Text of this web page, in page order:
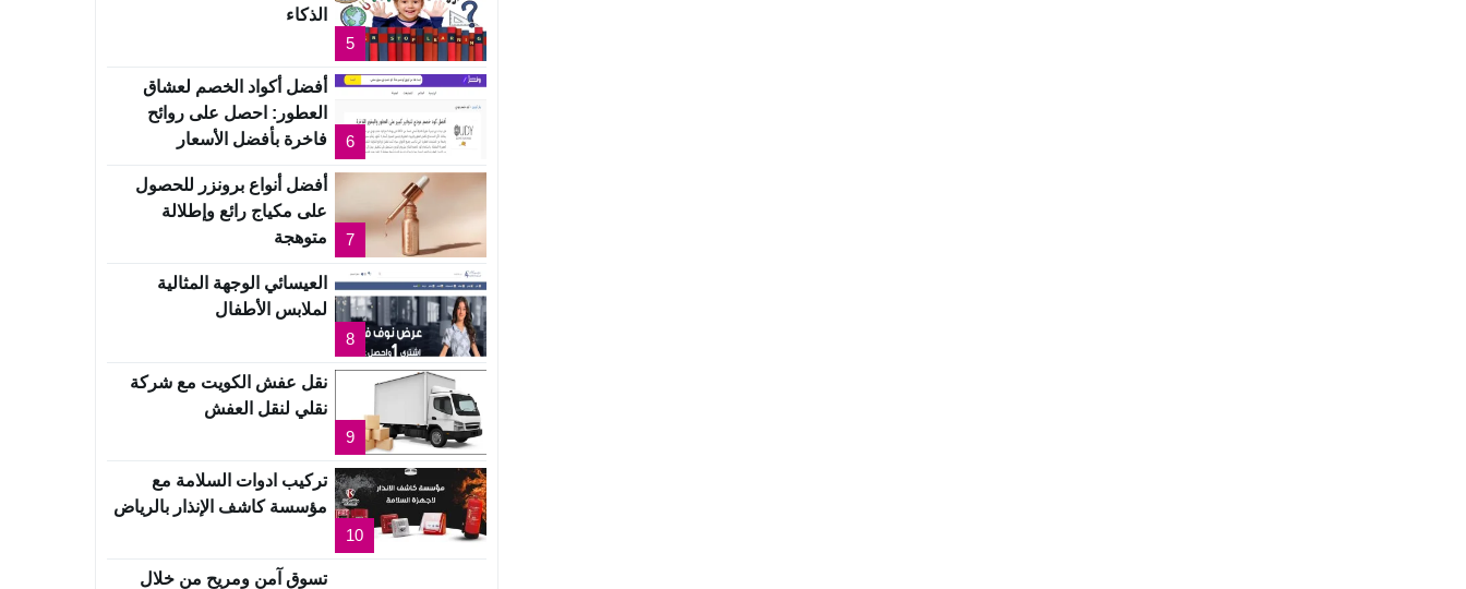
5
الذكاء
6
أفضل أكواد الخصم لعشاق
العطور: احصل على روائح
فاخرة بأفضل الأسعار
7
أفضل أنواع برونزر للحصول
على مكياج رائع وإطلالة
متوهجة
8
العيسائي الوجهة المثالية
لملابس الأطفال
9
نقل عفش الكويت مع شركة
نقلي لنقل العفش
10
تركيب ادوات السلامة مع
مؤسسة كاشف الإنذار بالرياض
تسوق آمن ومريح من خلال